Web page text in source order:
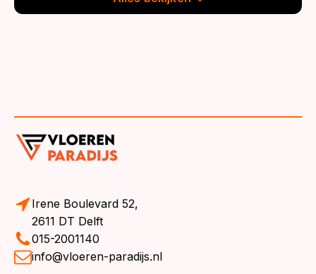
Irene Boulevard 52,
2611 DT Delft
015-2001140
info@vloeren-paradijs.nl